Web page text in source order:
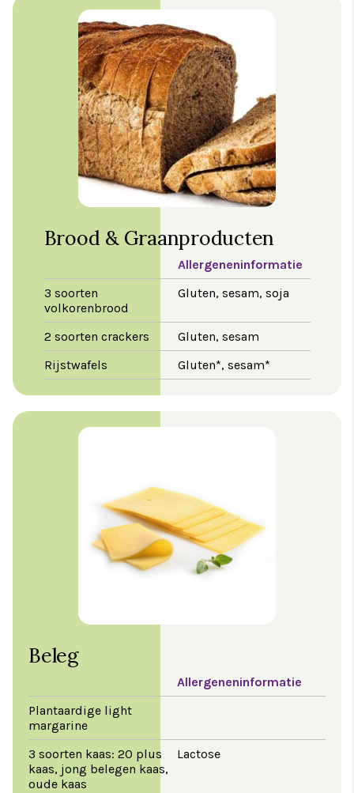
Brood & Graanproducten
Allergeneninformatie
3 soorten
volkorenbrood
Gluten, sesam, soja
2 soorten crackers
Gluten, sesam
Rijstwafels
Gluten*, sesam*
Beleg
Allergeneninformatie
Plantaardige light
margarine
3 soorten kaas: 20 plus
kaas, jong belegen kaas,
oude kaas
Lactose